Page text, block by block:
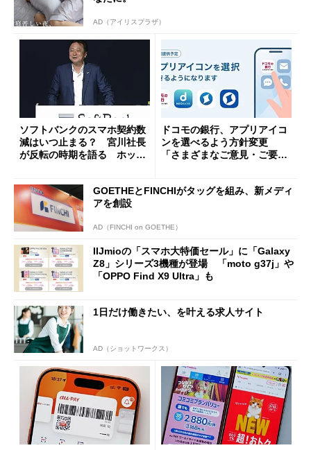
AD（アイリスプラザ）
ソフトバンクのスマホ契約数
減はいつ止まる？ 宮川社長
が反転の時期を語る ホッピ
ドコモの銀行、アプリアイコ
ンを選べるよう方針変更
「さまざまなご意見・ご要望
GOETHEとFINCHIがタッグを組み、新メディ
アを創設
AD（FINCHI on GOETHE）
IIJmioの「スマホ大特価セール」に「Galaxy
Z8」シリーズ3機種が登場 「moto g37j」や
「OPPO Find X9 Ultra」も
1日だけ働きたい、を叶える求人サイト
AD（ショットワークス）